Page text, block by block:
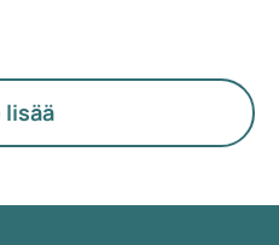
ei muutu heti. Uusi
toimintaa.
lisää